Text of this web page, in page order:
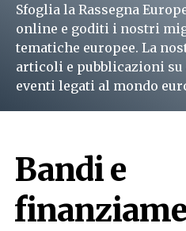
Sfoglia la Rassegna
online e goditi i nostri
tematiche europee. La
articoli e pubblicazioni
eventi legati al mondo
Bandi e